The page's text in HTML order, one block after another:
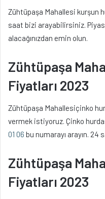
Zühtüpaşa Mahallesi kurşun
saat bizi arayabilirsiniz.
alacağınızdan emin olun.
Zühtüpaşa
Fiyatları 2023
Zühtüpaşa Mahallesiçinko
vermek istiyoruz. Çinko
01 06 bu numarayı arayın. 24
Zühtüpaşa
Fiyatları 2023